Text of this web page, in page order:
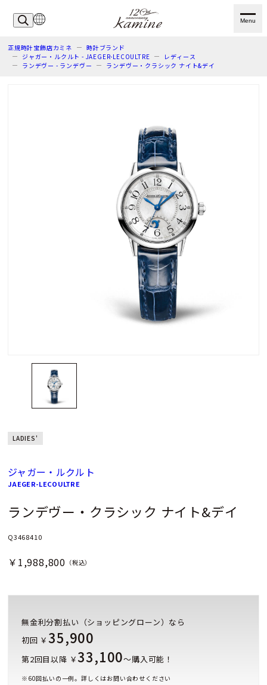
Menu
正規時計宝飾店カミネ
時計ブランド
ジャガー・ルクルト - JAEGER-LECOULTRE
レディース
ランデヴー - ランデヴー
ランデヴー・クラシック ナイト&デイ
LADIES'
ジャガー・ルクルト
JAEGER-LECOULTRE
ランデヴー・クラシック ナイト&デイ
Q3468410
￥1,988,800 （税込）
無金利分割払い（ショッピングローン）なら
初回 ￥35,900
第2回目以降 ￥33,100～購入可能！
※ 60回払いの一例。詳しくはお問い合わせください